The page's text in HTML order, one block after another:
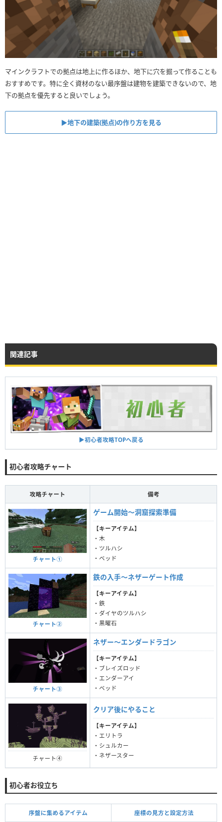
マインクラフトでの拠点は地上に作るほか、地下に穴を掘って作ることも
おすすめです。特に全く資材のない最序盤は建物を建築できないので、地
下の拠点を優先すると良いでしょう。
▶︎地下の建築(拠点)の作り方を見る
関連記事
▶︎初心者攻略TOPへ戻る
初心者攻略チャート
攻略チャート 備考
チャート①
ゲーム開始〜洞窟探索準備
【キーアイテム】
・木
・ツルハシ
・ベッド
チャート②
鉄の入手〜ネザーゲート作成
【キーアイテム】
・鉄
・ダイヤのツルハシ
・黒曜石
チャート③
ネザー〜エンダードラゴン
【キーアイテム】
・ブレイズロッド
・エンダーアイ
・ベッド
チャート④
クリア後にやること
【キーアイテム】
・エリトラ
・シュルカー
・ネザースター
初心者お役立ち
序盤に集めるアイテム 座標の見方と設定方法